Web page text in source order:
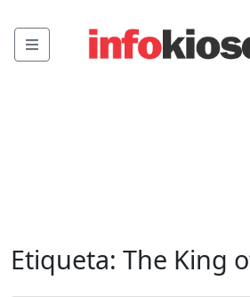
Menu
Etiqueta: The King